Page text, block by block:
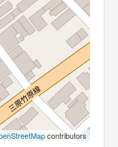
contributors